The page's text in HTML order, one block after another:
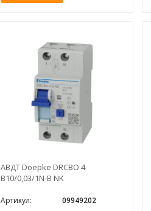
АВДТ Doepke DRCBO 4
B10/0,03/1N-B NK
Артикул: 09949202